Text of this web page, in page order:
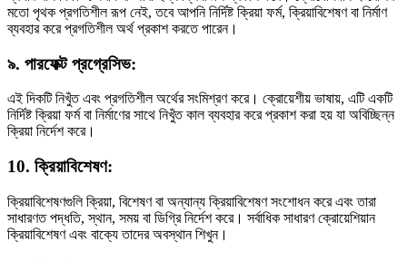
মতো পৃথক প্রগতিশীল রূপ নেই, তবে আপনি নির্দিষ্ট ক্রিয়া ফর্ম, ক্রিয়াবিশেষণ বা নির্মাণ
ব্যবহার করে প্রগতিশীল অর্থ প্রকাশ করতে পারেন।
৯. পারফেক্ট প্রগ্রেসিভ:
এই দিকটি নিখুঁত এবং প্রগতিশীল অর্থের সংমিশ্রণ করে। ক্রোয়েশীয় ভাষায়, এটি একটি
নির্দিষ্ট ক্রিয়া ফর্ম বা নির্মাণের সাথে নিখুঁত কাল ব্যবহার করে প্রকাশ করা হয় যা অবিচ্ছিন্ন
ক্রিয়া নির্দেশ করে।
10. ক্রিয়াবিশেষণ:
ক্রিয়াবিশেষণগুলি ক্রিয়া, বিশেষণ বা অন্যান্য ক্রিয়াবিশেষণ সংশোধন করে এবং তারা
সাধারণত পদ্ধতি, স্থান, সময় বা ডিগ্রি নির্দেশ করে। সর্বাধিক সাধারণ ক্রোয়েশিয়ান
ক্রিয়াবিশেষণ এবং বাক্যে তাদের অবস্থান শিখুন।